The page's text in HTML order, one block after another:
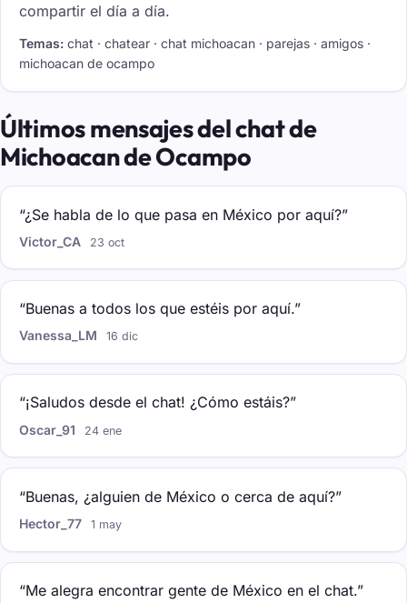
compartir el día a día.
Temas: chat · chatear · chat michoacan · parejas · amigos ·
michoacan de ocampo
Últimos mensajes del chat de
Michoacan de Ocampo
“¿Se habla de lo que pasa en México por aquí?”
Victor_CA 23 oct
“Buenas a todos los que estéis por aquí.”
Vanessa_LM 16 dic
“¡Saludos desde el chat! ¿Cómo estáis?”
Oscar_91 24 ene
“Buenas, ¿alguien de México o cerca de aquí?”
Hector_77 1 may
“Me alegra encontrar gente de México en el chat.”